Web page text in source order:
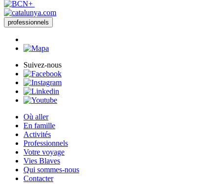
professionnels
Suivez-nous
Où aller
En famille
Activités
Professionnels
Votre voyage
Vies Blaves
Qui sommes-nous
Contacter